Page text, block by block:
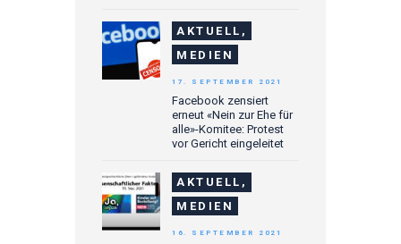
AKTUELL,
MEDIEN
Facebook zensiert
erneut «Nein zur Ehe für
alle»-Komitee: Protest
vor Gericht eingeleitet
17. SEPTEMBER 2021
AKTUELL,
MEDIEN
16. SEPTEMBER 2021